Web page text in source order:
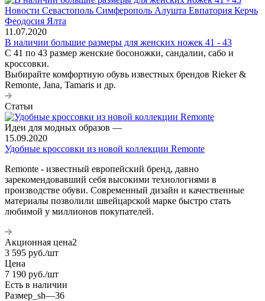
11.07.2020
В наличии большие размеры для женских ножек 41 - 43
С 41 по 43 размер женские босоножки, сандалии, сабо и
кроссовки.
Выбирайте комфортную обувь известных брендов Rieker &
Remonte, Jana, Tamaris и др.
Статьи
Идеи для модных образов —
15.09.2020
Удобные кроссовки из новой коллекции Remonte
Remonte - известный европейский бренд, давно
зарекомендовавший себя высокими технологиями в
производстве обуви. Современный дизайн и качественные
материалы позволили швейцарской марке быстро стать
любимой у миллионов покупателей.
Акционная цена2
3 595 руб./шт
Цена
7 190 руб./шт
Есть в наличии
Размер_sh—36